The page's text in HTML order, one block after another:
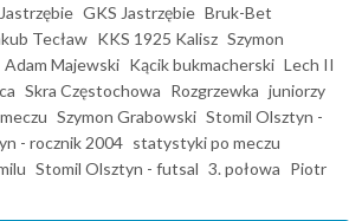
GKS Jastrzębie Bruk-Bet
Tecław KKS 1925 Kalisz Szymon
Adam Majewski Kącik bukmacherski Lech II
Skra Częstochowa Rozgrzewka juniorzy
Szymon Grabowski Stomil Olsztyn -
- rocznik 2004 statystyki po meczu
Stomil Olsztyn - futsal 3. połowa Piotr